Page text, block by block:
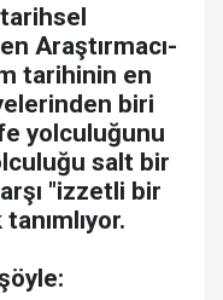
Araştırmacı-
tarihinin en
biri
yolculuğunu
salt bir
"izzetli bir